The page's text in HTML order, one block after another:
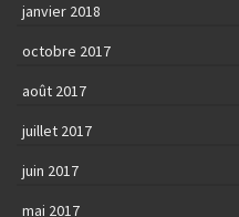
janvier 2018
octobre 2017
août 2017
juillet 2017
juin 2017
mai 2017